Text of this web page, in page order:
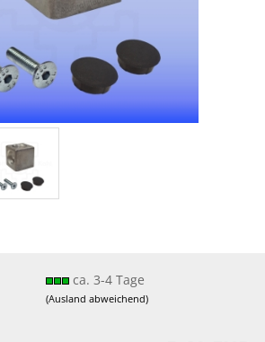
ca. 3-4 Tage
(Ausland abweichend)